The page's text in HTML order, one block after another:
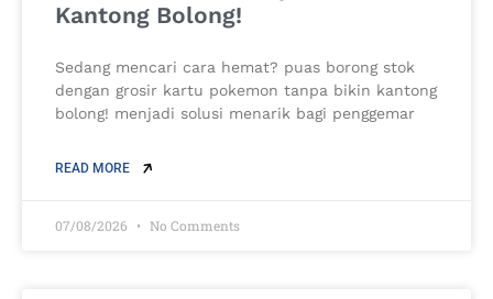
Kantong Bolong!
Sedang mencari cara hemat? puas borong stok
dengan grosir kartu pokemon tanpa bikin kantong
bolong! menjadi solusi menarik bagi penggemar
READ MORE
07/08/2026 No Comments